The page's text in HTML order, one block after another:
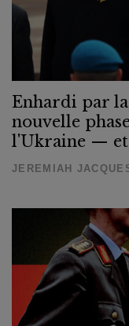
Enhardi par
nouvelle
l'Ukraine — et
JEREMIAH